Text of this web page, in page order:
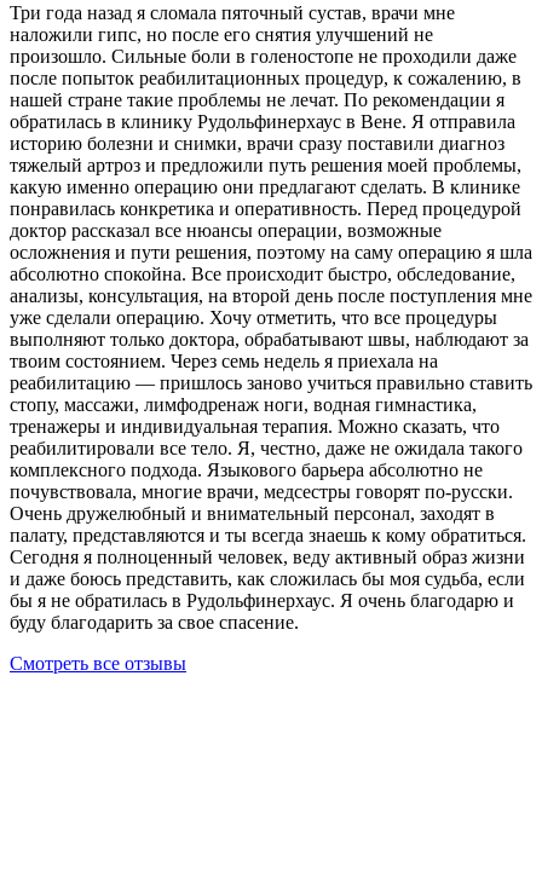
Три года назад я сломала пяточный сустав, врачи мне
наложили гипс, но после его снятия улучшений не
произошло. Сильные боли в голеностопе не проходили даже
после попыток реабилитационных процедур, к сожалению, в
нашей стране такие проблемы не лечат. По рекомендации я
обратилась в клинику Рудольфинерхаус в Вене. Я отправила
историю болезни и снимки, врачи сразу поставили диагноз
тяжелый артроз и предложили путь решения моей проблемы,
какую именно операцию они предлагают сделать. В клинике
понравилась конкретика и оперативность. Перед процедурой
доктор рассказал все нюансы операции, возможные
осложнения и пути решения, поэтому на саму операцию я шла
абсолютно спокойна. Все происходит быстро, обследование,
анализы, консультация, на второй день после поступления мне
уже сделали операцию. Хочу отметить, что все процедуры
выполняют только доктора, обрабатывают швы, наблюдают за
твоим состоянием. Через семь недель я приехала на
реабилитацию — пришлось заново учиться правильно ставить
стопу, массажи, лимфодренаж ноги, водная гимнастика,
тренажеры и индивидуальная терапия. Можно сказать, что
реабилитировали все тело. Я, честно, даже не ожидала такого
комплексного подхода. Языкового барьера абсолютно не
почувствовала, многие врачи, медсестры говорят по-русски.
Очень дружелюбный и внимательный персонал, заходят в
палату, представляются и ты всегда знаешь к кому обратиться.
Сегодня я полноценный человек, веду активный образ жизни
и даже боюсь представить, как сложилась бы моя судьба, если
бы я не обратилась в Рудольфинерхаус. Я очень благодарю и
буду благодарить за свое спасение.
Смотреть все отзывы